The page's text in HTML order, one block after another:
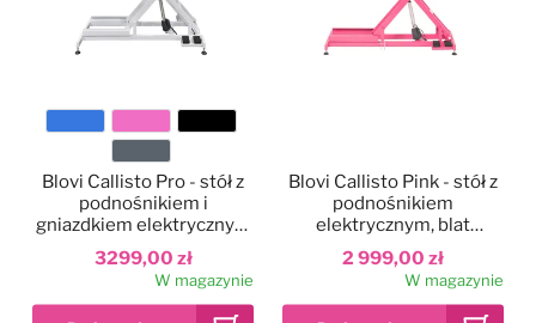
3299,00 zł
Blovi Callisto Pro - stół z
podnośnikiem i
gniazdkiem elektrycznym
oraz półką na akcesoria,
blat 125cm x 65cm
W magazynie
2 999,00 zł
Blovi Callisto Pink - stół z
podnośnikiem
elektrycznym, blat
125x65cm, różowy
W magazynie